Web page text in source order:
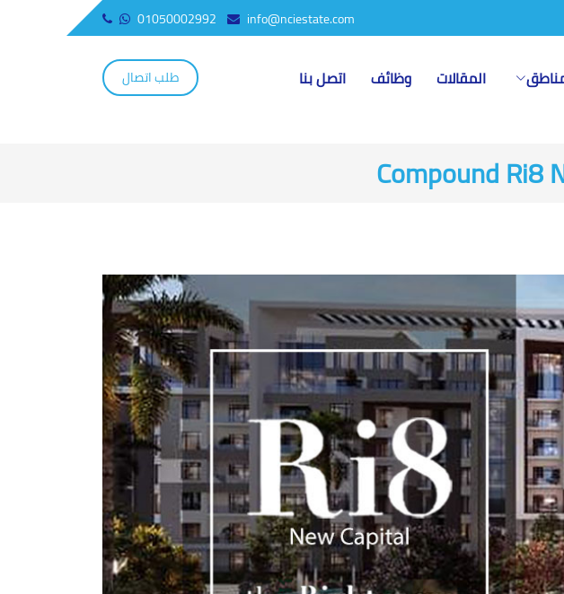
01050002992 info@nciestate.com
المقالات وظائف اتصل بنا طلب اتصال